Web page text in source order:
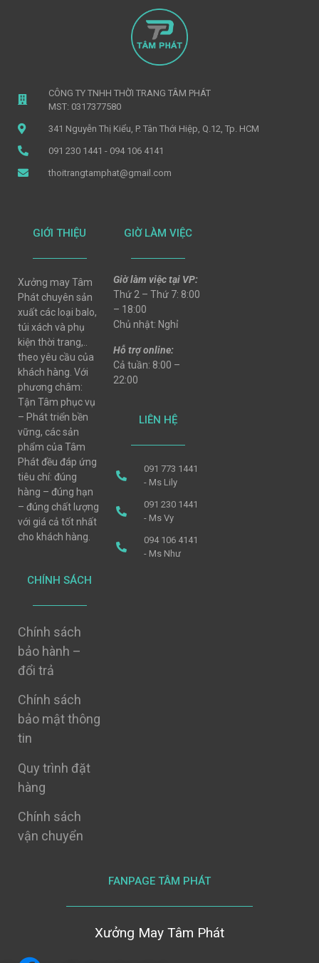
CÔNG TY TNHH THỜI TRANG TÂM PHÁT
MST: 0317377580
341 Nguyễn Thị Kiểu, P. Tân Thới Hiệp, Q.12, Tp. HCM
091 230 1441 - 094 106 4141
thoitrangtamphat@gmail.com
GIỚI THIỆU
Xưởng may Tâm
Phát chuyên sản
xuất các loại balo,
túi xách và phụ
kiện thời trang,..
theo yêu cầu của
khách hàng. Với
phương châm:
Tận Tâm phục vụ
– Phát triển bền
vững, các sản
phẩm của Tâm
Phát đều đáp ứng
tiêu chí: đúng
hàng – đúng hạn
– đúng chất lượng
với giá cả tốt nhất
cho khách hàng.
CHÍNH SÁCH
Chính sách
bảo hành –
đổi trả
Chính sách
bảo mật thông
tin
Quy trình đặt
hàng
Chính sách
vận chuyển
GIỜ LÀM VIỆC
Giờ làm việc tại VP:
Thứ 2 – Thứ 7: 8:00
– 18:00
Chủ nhật: Nghỉ
Hỗ trợ online:
Cả tuần: 8:00 –
22:00
LIÊN HỆ
091 773 1441
- Ms Lily
091 230 1441
- Ms Vy
094 106 4141
- Ms Như
FANPAGE TÂM PHÁT
Xưởng May Tâm Phát